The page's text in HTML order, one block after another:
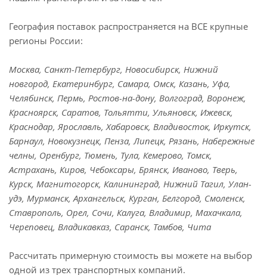
География поставок распространяется на ВСЕ крупные
регионы России:
Москва, Санкт-Петербург, Новосибирск, Нижний
новгород, Екатеринбург, Самара, Омск, Казань, Уфа,
Челябинск, Пермь, Ростов-на-дону, Волгоград, Воронеж,
Красноярск, Саратов, Тольятти, Ульяновск, Ижевск,
Краснодар, Ярославль, Хабаровск, Владивосток, Иркутск,
Барнаул, Новокузнецк, Пенза, Липецк, Рязань, Набережные
челны, Оренбург, Тюмень, Тула, Кемерово, Томск,
Астрахань, Киров, Чебоксары, Брянск, Иваново, Тверь,
Курск, Магнитогорск, Калининград, Нижний Тагил, Улан-
удэ, Мурманск, Архангельск, Курган, Белгород, Смоленск,
Ставрополь, Орел, Сочи, Калуга, Владимир, Махачкала,
Череповец, Владикавказ, Саранск, Тамбов, Чита
Рассчитать примерную стоимость вы можете на выбор
одной из трех транспортных компаний.